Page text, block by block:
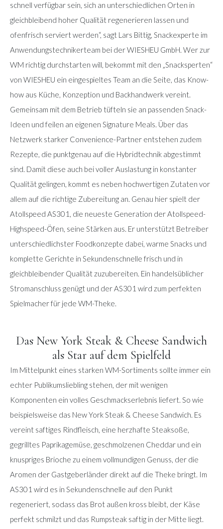
schnell verfügbar sein, sich an unterschiedlichen Orten in
gleichbleibend hoher Qualität regenerieren lassen und
ofenfrisch serviert werden“, sagt Lars Bittig, Snackexperte im
Anwendungstechnikerteam bei der WIESHEU GmbH. Wer zur
WM richtig durchstarten will, bekommt mit den „Snacksperten“
von WIESHEU ein eingespieltes Team an die Seite, das Know-
how aus Küche, Konzeption und Backhandwerk vereint.
Gemeinsam mit dem Betrieb tüfteln sie an passenden Snack-
Ideen und feilen an eigenen Signature Meals. Über das
Netzwerk starker Convenience-Partner entstehen zudem
Rezepte, die punktgenau auf die Hybridtechnik abgestimmt
sind. Damit diese auch bei voller Auslastung in konstanter
Qualität gelingen, kommt es neben hochwertigen Zutaten vor
allem auf die richtige Zubereitung an. Genau hier spielt der
Atollspeed AS301, die neueste Generation der Atollspeed-
Highspeed-Öfen, seine Stärken aus. Er unterstützt Betreiber
unterschiedlichster Foodkonzepte dabei, warme Snacks und
komplette Gerichte in Sekundenschnelle frisch und in
gleichbleibender Qualität zuzubereiten. Ein handelsüblicher
Stromanschluss genügt und der AS301 wird zum perfekten
Spielmacher für jede WM-Theke.
Das New York Steak & Cheese Sandwich
als Star auf dem Spielfeld
Im Mittelpunkt eines starken WM-Sortiments sollte immer ein
echter Publikumsliebling stehen, der mit wenigen
Komponenten ein volles Geschmackserlebnis liefert. So wie
beispielsweise das New York Steak & Cheese Sandwich. Es
vereint saftiges Rindfleisch, eine herzhafte Steaksoße,
gegrilltes Paprikagemüse, geschmolzenen Cheddar und ein
knuspriges Brioche zu einem vollmundigen Genuss, der die
Aromen der Gastgeberländer direkt auf die Theke bringt. Im
AS301 wird es in Sekundenschnelle auf den Punkt
regeneriert, sodass das Brot außen kross bleibt, der Käse
perfekt schmilzt und das Rumpsteak saftig in der Mitte liegt.